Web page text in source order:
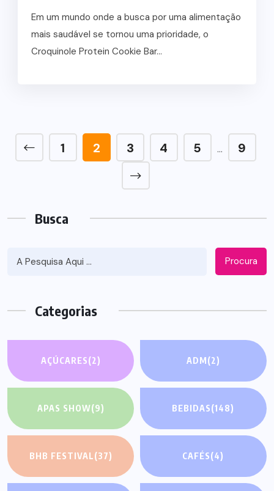
Em um mundo onde a busca por uma alimentação
mais saudável se tornou uma prioridade, o
Croquinole Protein Cookie Bar...
1 2 3 4 5 … 9
Busca
Procura
Categorias
AÇÚCARES(2) ADM(2)
APAS SHOW(9) BEBIDAS(148)
BHB FESTIVAL(37) CAFÉS(4)